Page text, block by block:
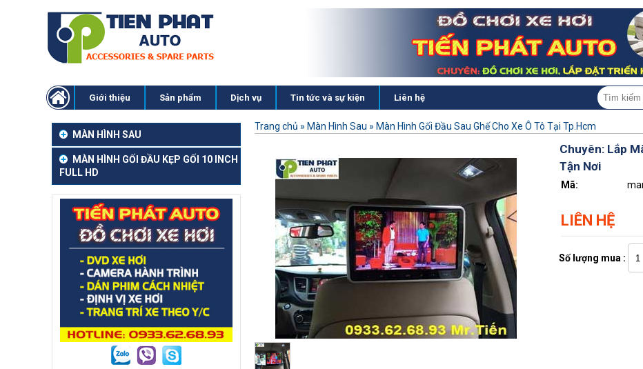
Giới thiệu Sản phẩm Dịch vụ Tin tức và sự kiện Liên hệ
MÀN HÌNH SAU
MÀN HÌNH GỐI ĐẦU KẸP GỐI 10 INCH
FULL HD
Trang chủ » Màn Hình Sau » Màn Hình Gối Đầu Sau Ghế Cho Xe Ô Tô Tại Tp.Hcm
Chuyên: Lắp
Tận Nơi
Mã:
LIÊN HỆ
Số lượng mua :